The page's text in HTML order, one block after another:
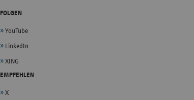
FOLGEN
YouTube
LinkedIn
XING
EMPFEHLEN
X